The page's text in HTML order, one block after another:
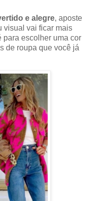
e alegre, aposte
visual vai ficar mais
para escolher uma cor
de roupa que você já